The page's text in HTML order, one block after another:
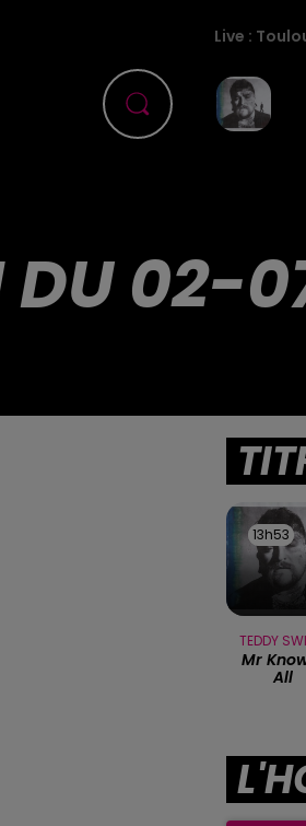
Live :
DU 02-
13h53
13h53
TEDDY
Mr
All